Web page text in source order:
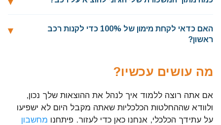
האם כדאי לקחת מימון של 100% כדי לקנות רכב
ראשון?
מה עושים עכשיו?
אם אתה רוצה ללמוד איך לנהל את ההוצאות שלך נכון,
ולוודא שההחלטות הכלכליות שאתה מקבל היום לא ישפיעו
על עתידך הכלכלי, אנחנו כאן כדי לעזור. פיתחנו מחשבון